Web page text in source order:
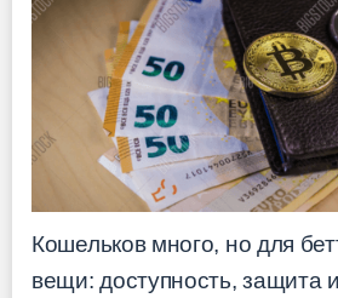
Кошельков много, но для
вещи: доступность, защита